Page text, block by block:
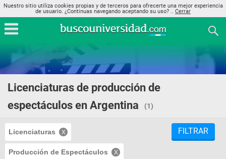
Nuestro sitio utiliza cookies propias y de terceros para ofrecerte una mejor experiencia
de usuario. ¿Continuas navegando aceptando su uso? .. Cerrar
Licenciaturas de producción de
espectáculos en Argentina
(1)
Licenciaturas
Producción de Espectáculos
FILTRAR